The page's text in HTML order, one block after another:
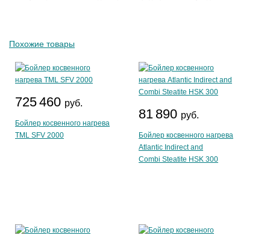
Похожие товары
725 460 руб.
Бойлер косвенного нагрева
TML SFV 2000
81 890 руб.
Бойлер косвенного нагрева
Atlantic Indirect and
Combi Steatite HSK 300